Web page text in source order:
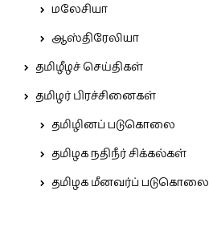
மலேசியா
ஆஸ்திரேலியா
தமிழீழச் செய்திகள்
தமிழர் பிரச்சினைகள்
தமிழினப் படுகொலை
தமிழக நதிநீர் சிக்கல்கள்
தமிழக மீனவர்ப் படுகொலை